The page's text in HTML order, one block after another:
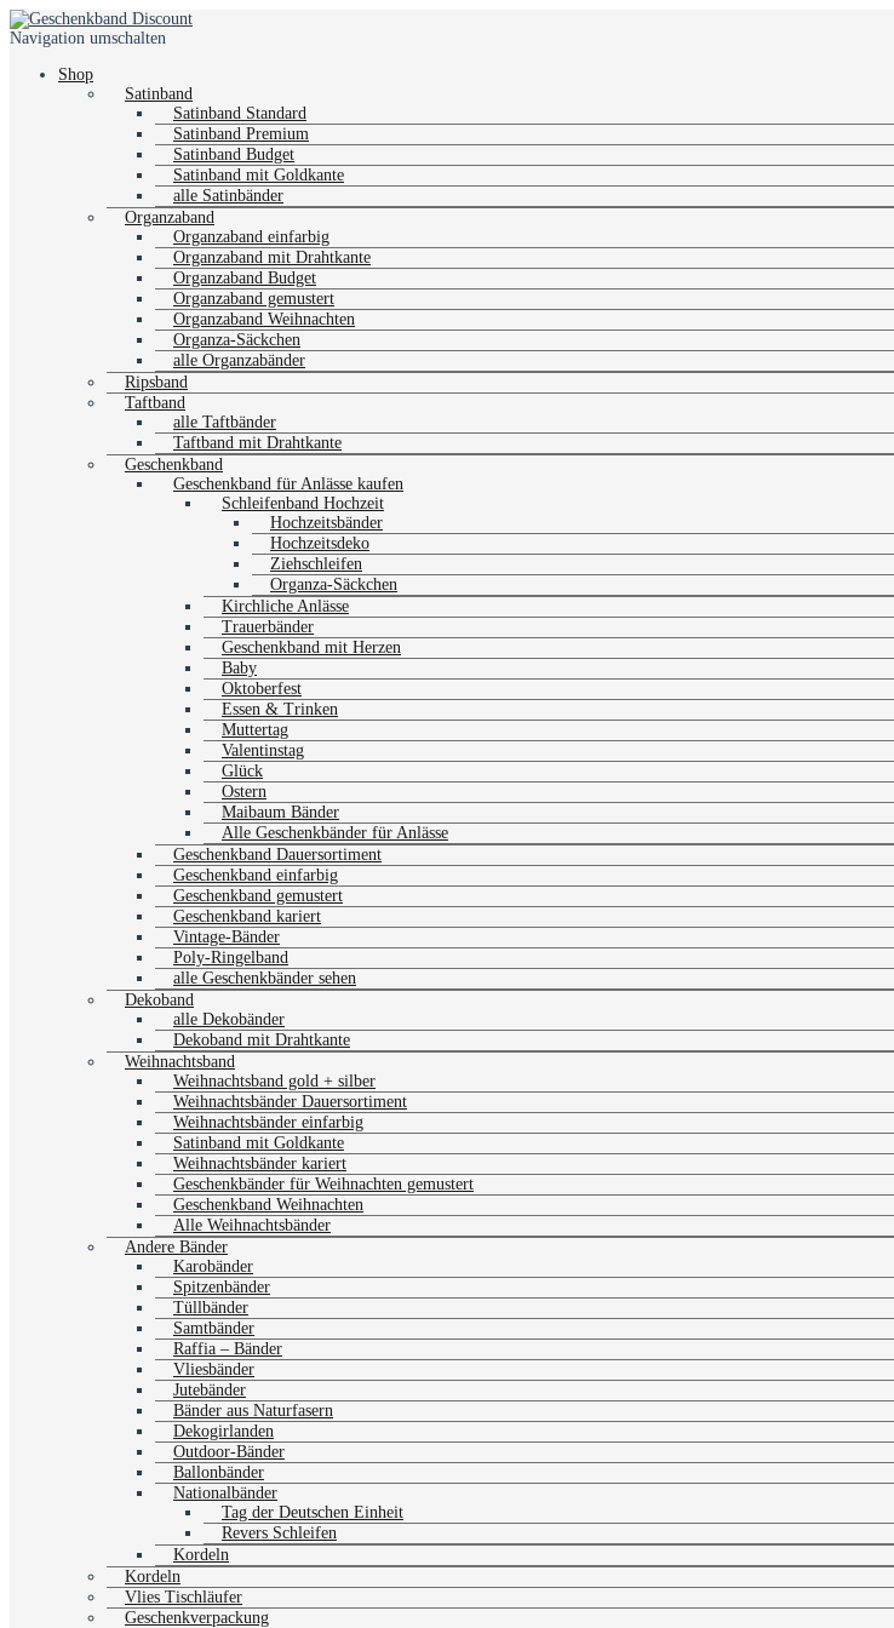
Navigation umschalten
Shop
Satinband
Satinband Standard
Satinband Premium
Satinband Budget
Satinband mit Goldkante
alle Satinbänder
Organzaband
Organzaband einfarbig
Organzaband mit Drahtkante
Organzaband Budget
Organzaband gemustert
Organzaband Weihnachten
Organza-Säckchen
alle Organzabänder
Ripsband
Taftband
alle Taftbänder
Taftband mit Drahtkante
Geschenkband
Geschenkband für Anlässe kaufen
Schleifenband Hochzeit
Hochzeitsbänder
Hochzeitsdeko
Ziehschleifen
Organza-Säckchen
Kirchliche Anlässe
Trauerbänder
Geschenkband mit Herzen
Baby
Oktoberfest
Essen & Trinken
Muttertag
Valentinstag
Glück
Ostern
Maibaum Bänder
Alle Geschenkbänder für Anlässe
Geschenkband Dauersortiment
Geschenkband einfarbig
Geschenkband gemustert
Geschenkband kariert
Vintage-Bänder
Poly-Ringelband
alle Geschenkbänder sehen
Dekoband
alle Dekobänder
Dekoband mit Drahtkante
Weihnachtsband
Weihnachtsband gold + silber
Weihnachtsbänder Dauersortiment
Weihnachtsbänder einfarbig
Satinband mit Goldkante
Weihnachtsbänder kariert
Geschenkbänder für Weihnachten gemustert
Geschenkband Weihnachten
Alle Weihnachtsbänder
Andere Bänder
Karobänder
Spitzenbänder
Tüllbänder
Samtbänder
Raffia – Bänder
Vliesbänder
Jutebänder
Bänder aus Naturfasern
Dekogirlanden
Outdoor-Bänder
Ballonbänder
Nationalbänder
Tag der Deutschen Einheit
Revers Schleifen
Kordeln
Kordeln
Vlies Tischläufer
Geschenkverpackung